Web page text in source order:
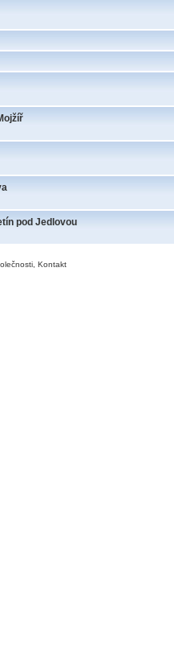
pod Jedlovou
Kontakt